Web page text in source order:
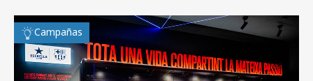
Campañas